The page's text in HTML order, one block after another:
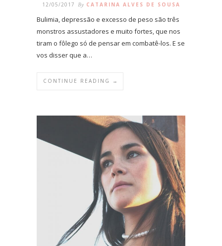
12/05/2017 By CATARINA ALVES DE SOUSA
Bulimia, depressão e excesso de peso são três
monstros assustadores e muito fortes, que nos
tiram o fôlego só de pensar em combatê-los. E se
vos disser que a…
CONTINUE READING →